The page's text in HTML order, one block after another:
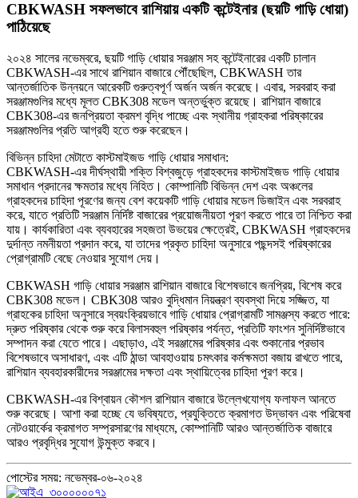
CBKWASH সফলভাবে রাশিয়ায় একটি কন্টেইনার (ছয়টি গাড়ি ধোয়া)
পাঠিয়েছে
২০২৪ সালের নভেম্বরে, ছয়টি গাড়ি ধোয়ার সরঞ্জাম সহ কন্টেইনারের একটি চালান
CBKWASH-এর সাথে রাশিয়ান বাজারে পৌঁছেছিল, CBKWASH তার
আন্তর্জাতিক উন্নয়নে আরেকটি গুরুত্বপূর্ণ অর্জন অর্জন করেছে। এবার, সরবরাহ করা
সরঞ্জামগুলির মধ্যে মূলত CBK308 মডেল অন্তর্ভুক্ত রয়েছে। রাশিয়ান বাজারে
CBK308-এর জনপ্রিয়তা ক্রমশ বৃদ্ধি পাচ্ছে এবং স্থানীয় গ্রাহকরা পরিষ্কারের
সরঞ্জামগুলির প্রতি আগ্রহী হতে শুরু করেছেন।
বিভিন্ন চাহিদা মেটাতে কাস্টমাইজড গাড়ি ধোয়ার সমাধান:
CBKWASH-এর দীর্ঘস্থায়ী শক্তি বিশ্বজুড়ে গ্রাহকদের কাস্টমাইজড গাড়ি ধোয়ার
সমাধান প্রদানের ক্ষমতার মধ্যে নিহিত। কোম্পানিটি বিভিন্ন দেশ এবং অঞ্চলের
গ্রাহকদের চাহিদা পূরণের জন্য বেশ কয়েকটি গাড়ি ধোয়ার মডেল ডিজাইন এবং সরবরাহ
করে, যাতে প্রতিটি সরঞ্জাম নির্দিষ্ট বাজারের প্রয়োজনীয়তা পূরণ করতে পারে তা নিশ্চিত করা
যায়। কার্যকারিতা এবং ব্যবহারের সহজতা উভয়ের ক্ষেত্রেই, CBKWASH গ্রাহকদের
দুর্দান্ত নমনীয়তা প্রদান করে, যা তাদের প্রকৃত চাহিদা অনুসারে পছন্দসই পরিষ্কারের
প্রোগ্রামটি বেছে নেওয়ার সুযোগ দেয়।
CBKWASH গাড়ি ধোয়ার সরঞ্জাম রাশিয়ান বাজারে বিশেষভাবে জনপ্রিয়, বিশেষ করে
CBK308 মডেল। CBK308 আরও বুদ্ধিমান নিয়ন্ত্রণ ব্যবস্থা দিয়ে সজ্জিত, যা
গ্রাহকের চাহিদা অনুসারে স্বয়ংক্রিয়ভাবে গাড়ি ধোয়ার প্রোগ্রামটি সামঞ্জস্য করতে পারে:
দ্রুত পরিষ্কার থেকে শুরু করে বিলাসবহুল পরিষ্কার পর্যন্ত, প্রতিটি ফাংশন সুনির্দিষ্টভাবে
সম্পাদন করা যেতে পারে। এছাড়াও, এই সরঞ্জামের পরিষ্কার এবং শুকানোর প্রভাব
বিশেষভাবে অসাধারণ, এবং এটি ঠান্ডা আবহাওয়ায় চমৎকার কর্মক্ষমতা বজায় রাখতে পারে,
রাশিয়ান ব্যবহারকারীদের সরঞ্জামের দক্ষতা এবং স্থায়িত্বের চাহিদা পূরণ করে।
CBKWASH-এর বিশ্বায়ন কৌশল রাশিয়ান বাজারে উল্লেখযোগ্য ফলাফল আনতে
শুরু করেছে। আশা করা হচ্ছে যে ভবিষ্যতে, প্রযুক্তিতে ক্রমাগত উদ্ভাবন এবং পরিষেবা
নেটওয়ার্কের ক্রমাগত সম্প্রসারণের মাধ্যমে, কোম্পানিটি আরও আন্তর্জাতিক বাজারে
আরও প্রবৃদ্ধির সুযোগ উন্মুক্ত করবে।
পোস্টের সময়: নভেম্বর-০৬-২০২৪